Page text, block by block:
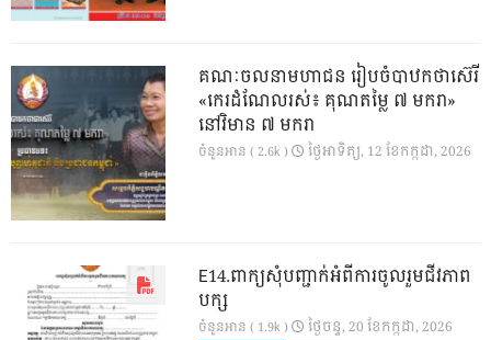
គណៈចលនាមហាជន រៀបចំបាឋកថាស៊េរី
«កេរដំណែលរស់៖ គុណតម្លៃ ៧ មករា»
នៅវិមាន ៧ មករា
ចំនួនអាន ( 2.6k ) ថ្ងៃ​អាទិត្យ, 12 ខែ​កក្កដា, 2026
E14.ពាក្យសុំបញ្ជាក់អំពីការចូលរួមជីវភាព
បក្ស
ចំនួនអាន ( 1.9k ) ថ្ងៃ​ចន្ទ, 20 ខែ​កក្កដា, 2026